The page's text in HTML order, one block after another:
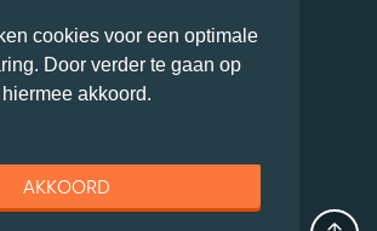
cookies voor een optimale
Door verder te gaan op
akkoord.
AKKOORD
statement Disclaimer
Cookies
Facebook